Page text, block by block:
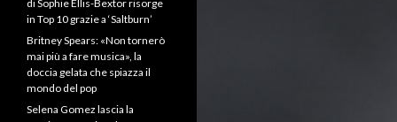
di Sophie Ellis-Bextor risorge
in Top 10 grazie a ‘Saltburn’
Britney Spears: «Non tornerò
mai più a fare musica», la
doccia gelata che spiazza il
mondo del pop
Selena Gomez lascia la